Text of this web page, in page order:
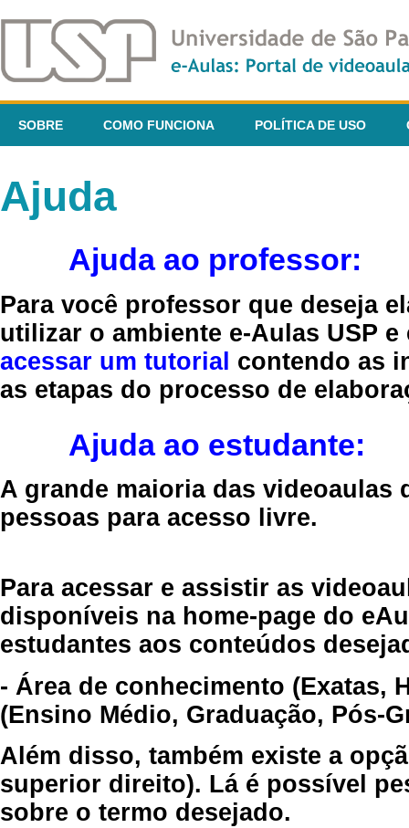
SOBRE COMO FUNCIONA POLÍTICA DE USO
Ajuda
Ajuda ao professor:
Para você professor que deseja
utilizar o ambiente e-Aulas USP
acessar um tutorial contendo as
as etapas do processo de
Ajuda ao estudante:
A grande maioria das videoaulas
pessoas para acesso livre.
Para acessar e assistir as
disponíveis na home-page do
estudantes aos conteúdos
- Área de conhecimento (Exatas,
(Ensino Médio, Graduação, Pós-
Além disso, também existe a
superior direito). Lá é possível
sobre o termo desejado.